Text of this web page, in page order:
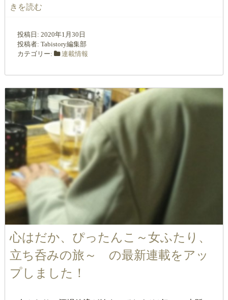
きを読む
投稿日: 2020年1月30日
投稿者: Tabistory編集部
カテゴリー:
連載情報
心はだか、ぴったんこ～女ふたり、
立ち呑みの旅～ の最新連載をアッ
プしました！